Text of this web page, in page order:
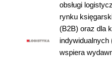
obsługi
rynku
(B2B) oraz dla
wspiera